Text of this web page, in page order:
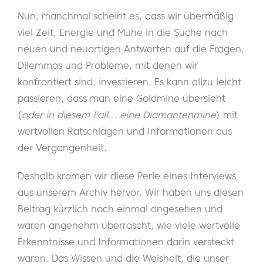
Nun, manchmal scheint es, dass wir übermäßig
viel Zeit, Energie und Mühe in die Suche nach
neuen und neuartigen Antworten auf die Fragen,
Dilemmas und Probleme, mit denen wir
konfrontiert sind, investieren. Es kann allzu leicht
passieren, dass man eine Goldmine übersieht
(oder in diesem Fall... eine Diamantenmine) mit
wertvollen Ratschlägen und Informationen aus
der Vergangenheit.
Deshalb kramen wir diese Perle eines Interviews
aus unserem Archiv hervor. Wir haben uns diesen
Beitrag kürzlich noch einmal angesehen und
waren angenehm überrascht, wie viele wertvolle
Erkenntnisse und Informationen darin versteckt
waren. Das Wissen und die Weisheit, die unser